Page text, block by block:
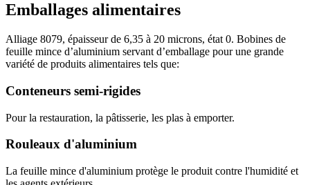
Emballages alimentaires
Alliage 8079, épaisseur de 6,35 à 20 microns, état 0. Bobines de
feuille mince d’aluminium servant d’emballage pour une grande
variété de produits alimentaires tels que:
Conteneurs semi-rigides
Pour la restauration, la pâtisserie, les plas à emporter.
Rouleaux d'aluminium
La feuille mince d'aluminium protège le produit contre l'humidité et